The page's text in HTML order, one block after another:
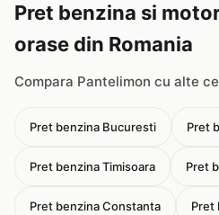
Pret benzina si
orase din Romania
Compara Pantelimon cu alte
Pret benzina Bucuresti Pret
Pret benzina Timisoara Pret
Pret benzina Constanta Pret